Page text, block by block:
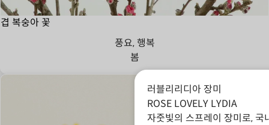
겹 복숭아 꽃
풍요, 행복
봄
러블리리디아 장미
ROSE LOVELY LYDIA
자줏빛의 스프레이 장미로,